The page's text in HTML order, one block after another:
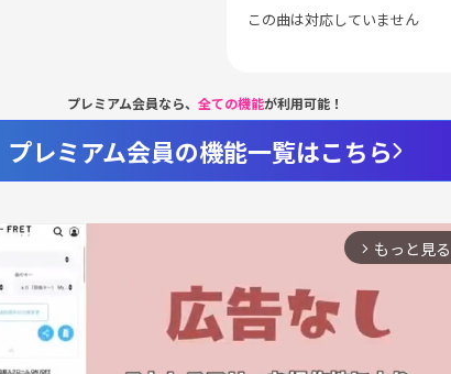
この曲は対応していません
プレミアム会員なら、 全ての機能が利用可能！
プレミアム会員の機能一覧はこちら
arrow_forward_ios もっと見る